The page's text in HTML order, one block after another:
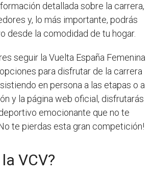
detallada sobre la carrera,
y, lo más importante, podrás
desde la comodidad de tu hogar.
seguir la Vuelta España Femenina
para disfrutar de la carrera
en persona a las etapas o a
y la página web oficial, disfrutarás
emocionante que no te
te pierdas esta gran competición!
VCV?